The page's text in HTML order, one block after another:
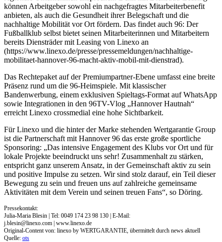
können Arbeitgeber sowohl ein nachgefragtes Mitarbeiterbenefit
anbieten, als auch die Gesundheit ihrer Belegschaft und die
nachhaltige Mobilität vor Ort fördern. Das findet auch 96: Der
Fußballklub selbst bietet seinen Mitarbeiterinnen und Mitarbeitern
bereits Diensträder mit Leasing von Linexo an
(https://www.linexo.de/presse/pressemeldungen/nachhaltige-
mobilitaet-hannover-96-macht-aktiv-mobil-mit-dienstrad).
Das Rechtepaket auf der Premiumpartner-Ebene umfasst eine breite
Präsenz rund um die 96-Heimspiele. Mit klassischer
Bandenwerbung, einem exklusiven Spieltags-Format auf WhatsApp
sowie Integrationen in den 96TV-Vlog „Hannover Hautnah“
erreicht Linexo crossmedial eine hohe Sichtbarkeit.
Für Linexo und die hinter der Marke stehenden Wertgarantie Group
ist die Partnerschaft mit Hannover 96 das erste große sportliche
Sponsoring: „Das intensive Engagement des Klubs vor Ort und für
lokale Projekte beeindruckt uns sehr! Zusammenhalt zu stärken,
entspricht ganz unserem Ansatz, in der Gemeinschaft aktiv zu sein
und positive Impulse zu setzen. Wir sind stolz darauf, ein Teil dieser
Bewegung zu sein und freuen uns auf zahlreiche gemeinsame
Aktivitäten mit dem Verein und seinen treuen Fans“, so Döring.
Pressekontakt:
Julia-Maria Blesin | Tel: 0049 174 23 98 130 | E-Mail:
j.blesin@linexo.com | www.linexo.de
Original-Content von: linexo by WERTGARANTIE, übermittelt durch news aktuell
Quelle: ots